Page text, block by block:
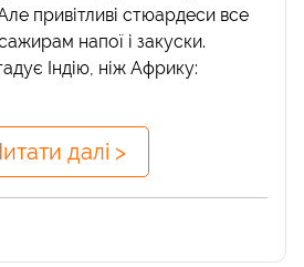
привітливі стюардеси все
напої і закуски.
Індію, ніж Африку:
далі >